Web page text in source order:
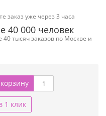
заказ уже через 3 часа
40 000 человек
тысяч заказов по Москве и
1 клик